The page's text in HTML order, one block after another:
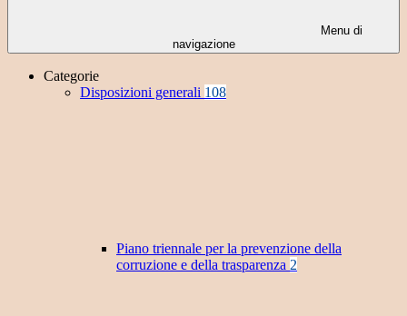
Menu di
navigazione
Categorie
Disposizioni generali 108
Piano triennale per la prevenzione della
corruzione e della trasparenza 2